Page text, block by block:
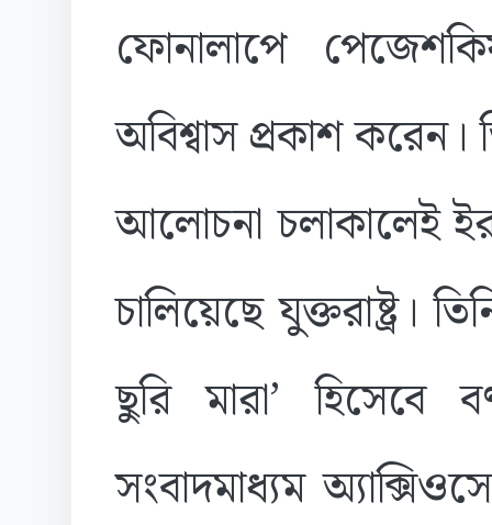
ফোনালাপে
অবিশ্বাস প্রকাশ
আলোচনা চলাকালেই
চালিয়েছে
ছুরি মারা’ হিসেবে
সংবাদমাধ্যম